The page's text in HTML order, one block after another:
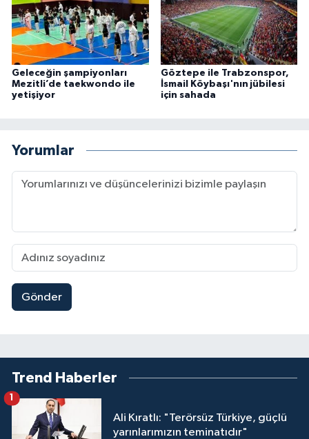
Geleceğin şampiyonları
Mezitli’de taekwondo ile
yetişiyor
Göztepe ile Trabzonspor,
İsmail Köybaşı'nın jübilesi
için sahada
Yorumlar
Gönder
Trend Haberler
Ali Kıratlı: "Terörsüz Türkiye, güçlü
yarınlarımızın teminatıdır"
1